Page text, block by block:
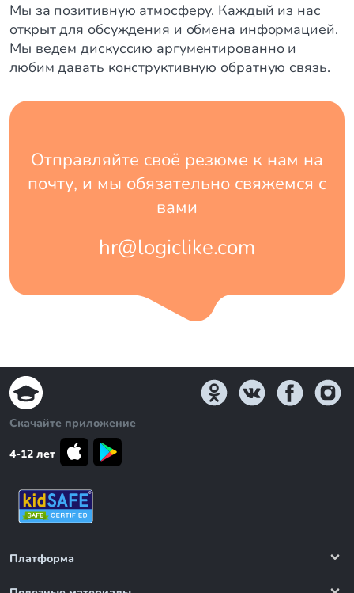
Мы за позитивную атмосферу. Каждый из нас
открыт для обсуждения и обмена информацией.
Мы ведем дискуссию аргументированно и
любим давать конструктивную обратную связь.
Отправляйте своё резюме к нам на
почту, и мы обязательно свяжемся с
вами
hr@logiclike.com
Скачайте приложение
4-12 лет
Платформа
Блог